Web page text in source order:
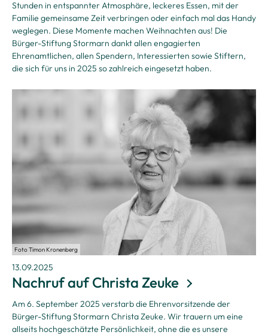
Stunden in entspannter Atmosphäre, leckeres Essen, mit der
Familie gemeinsame Zeit verbringen oder einfach mal das Handy
weglegen. Diese Momente machen Weihnachten aus! Die
Bürger-Stiftung Stormarn dankt allen engagierten
Ehrenamtlichen, allen Spendern, Interessierten sowie Stiftern,
die sich für uns in 2025 so zahlreich eingesetzt haben.
Foto Timon Kronenberg
13.09.2025
Nachruf auf Christa Zeuke
Am 6. September 2025 verstarb die Ehrenvorsitzende der
Bürger-Stiftung Stormarn Christa Zeuke. Wir trauern um eine
allseits hochgeschätzte Persönlichkeit, ohne die es unsere